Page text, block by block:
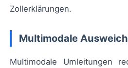
Zollerklärungen.
Multimodale
Multimodale Umleitungen